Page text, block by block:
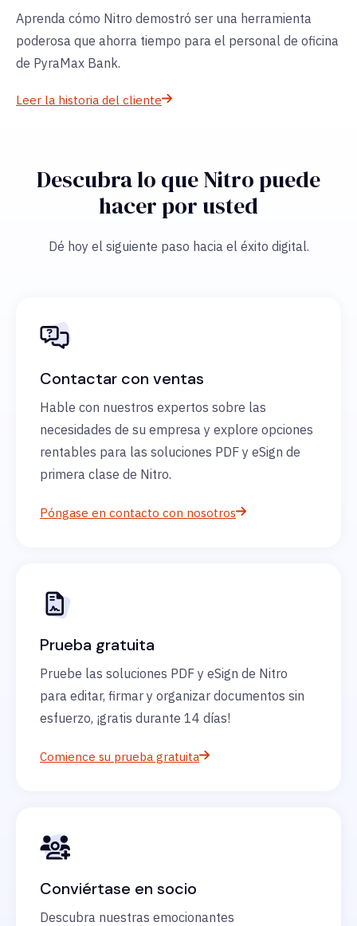
Aprenda cómo Nitro demostró ser una herramienta
poderosa que ahorra tiempo para el personal de oficina
de PyraMax Bank.
Leer la historia del cliente
Descubra lo que Nitro puede
hacer por usted
Dé hoy el siguiente paso hacia el éxito digital.
Contactar con ventas
Hable con nuestros expertos sobre las
necesidades de su empresa y explore opciones
rentables para las soluciones PDF y eSign de
primera clase de Nitro.
Póngase en contacto con nosotros
Prueba gratuita
Pruebe las soluciones PDF y eSign de Nitro
para editar, firmar y organizar documentos sin
esfuerzo, ¡gratis durante 14 días!
Comience su prueba gratuita
Conviértase en socio
Descubra nuestras emocionantes